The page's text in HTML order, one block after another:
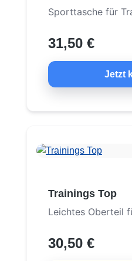
Sporttasche für
31,50 €
Jetzt
Trainings Top
Leichtes Oberteil
30,50 €